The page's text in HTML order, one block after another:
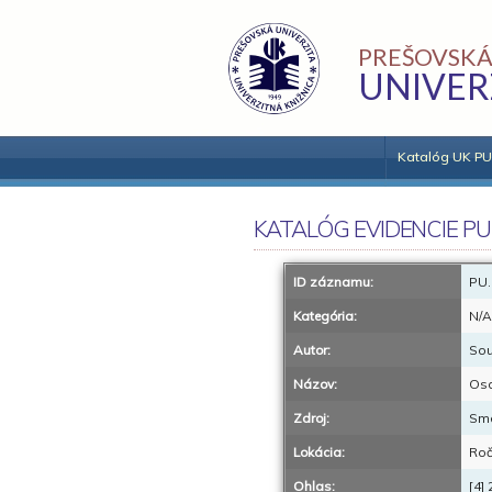
Katalóg UK PU
KATALÓG EVIDENCIE
ID záznamu:
Kategória: N/A
Autor:
Názov:
Zdroj:
Lokácia:
Ohlas: [4]